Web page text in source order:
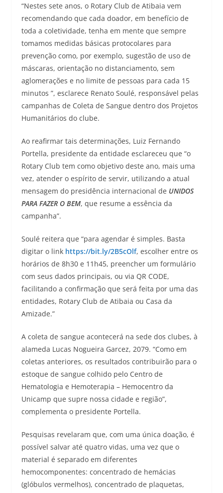
“Nestes sete anos, o Rotary Club de Atibaia vem
recomendando que cada doador, em benefício de
toda a coletividade, tenha em mente que sempre
tomamos medidas básicas protocolares para
prevenção como, por exemplo, sugestão de uso de
máscaras, orientação no distanciamento, sem
aglomerações e no limite de pessoas para cada 15
minutos ”, esclarece Renato Soulé, responsável pelas
campanhas de Coleta de Sangue dentro dos Projetos
Humanitários do clube.
Ao reafirmar tais determinações, Luiz Fernando
Portella, presidente da entidade esclareceu que “o
Rotary Club tem como objetivo deste ano, mais uma
vez, atender o espírito de servir, utilizando a atual
mensagem do presidência internacional de UNIDOS
PARA FAZER O BEM, que resume a essência da
campanha”.
Soulé reitera que “para agendar é simples. Basta
digitar o link https://bit.ly/2B5cOlf, escolher entre os
horários de 8h30 e 11h45, preencher um formulário
com seus dados principais, ou via QR CODE,
facilitando a confirmação que será feita por uma das
entidades, Rotary Club de Atibaia ou Casa da
Amizade.”
A coleta de sangue acontecerá na sede dos clubes, à
alameda Lucas Nogueira Garcez, 2079. “Como em
coletas anteriores, os resultados contribuirão para o
estoque de sangue colhido pelo Centro de
Hematologia e Hemoterapia – Hemocentro da
Unicamp que supre nossa cidade e região”,
complementa o presidente Portella.
Pesquisas revelaram que, com uma única doação, é
possível salvar até quatro vidas, uma vez que o
material é separado em diferentes
hemocomponentes: concentrado de hemácias
(glóbulos vermelhos), concentrado de plaquetas,